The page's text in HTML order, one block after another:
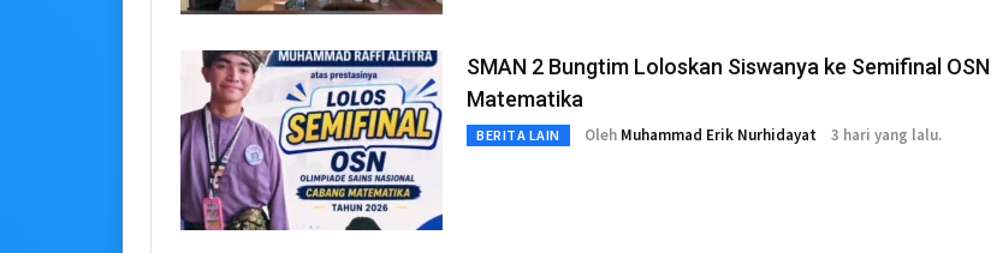
SMAN 2 Bungtim Loloskan Siswanya ke Semifinal OSN
Matematika
BERITA LAIN Oleh Muhammad Erik Nurhidayat 3 hari yang lalu.